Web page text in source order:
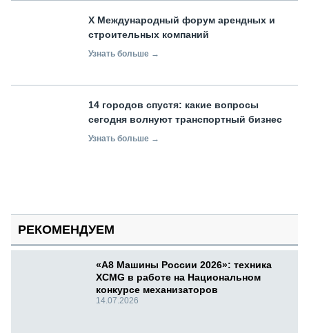
X Международный форум арендных и
строительных компаний
Узнать больше →
14 городов спустя: какие вопросы
сегодня волнуют транспортный бизнес
Узнать больше →
РЕКОМЕНДУЕМ
«А8 Машины России 2026»: техника
XCMG в работе на Национальном
конкурсе механизаторов
14.07.2026